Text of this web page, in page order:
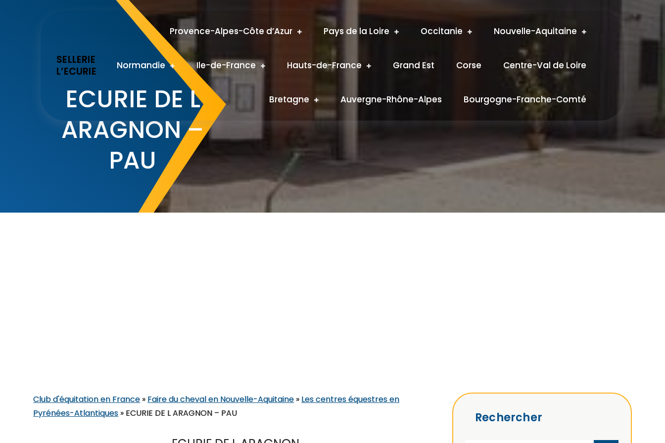
SELLERIE
L’ECURIE
Provence-Alpes-Côte d’Azur Pays de la Loire Occitanie Nouvelle-Aquitaine
Normandie Ile-de-France Hauts-de-France Grand Est Corse Centre-Val de Loire
Bretagne Auvergne-Rhône-Alpes Bourgogne-Franche-Comté
ECURIE DE L
ARAGNON –
PAU
Club d'équitation en France » Faire du cheval en Nouvelle-Aquitaine » Les centres équestres en
Pyrénées-Atlantiques » ECURIE DE L ARAGNON – PAU Rechercher